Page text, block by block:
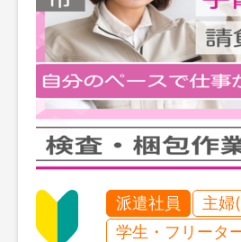
派遣社員
主婦
学生・フリータ